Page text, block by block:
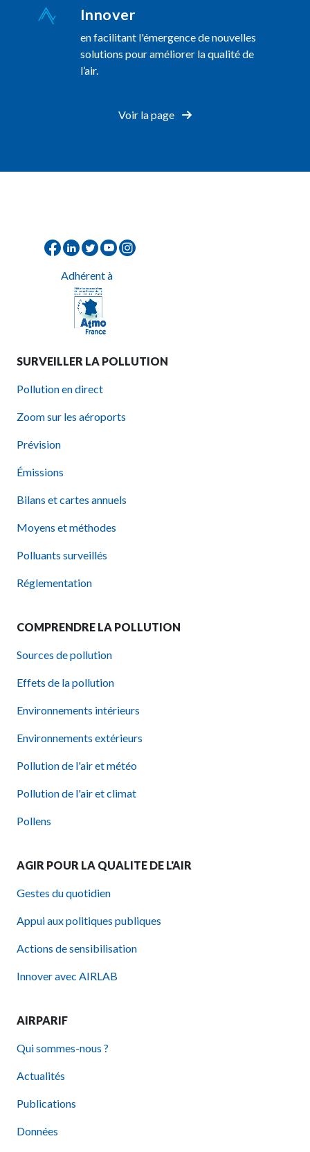
Innover
en facilitant l'émergence de nouvelles
solutions pour améliorer la qualité de
l’air.
Voir la page
Adhérent à
SURVEILLER LA POLLUTION
Pollution en direct
Zoom sur les aéroports
Prévision
Émissions
Bilans et cartes annuels
Moyens et méthodes
Polluants surveillés
Réglementation
COMPRENDRE LA POLLUTION
Sources de pollution
Effets de la pollution
Environnements intérieurs
Environnements extérieurs
Pollution de l'air et météo
Pollution de l'air et climat
Pollens
AGIR POUR LA QUALITE DE L'AIR
Gestes du quotidien
Appui aux politiques publiques
Actions de sensibilisation
Innover avec AIRLAB
AIRPARIF
Qui sommes-nous ?
Actualités
Publications
Données